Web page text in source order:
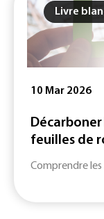
Livre
10 Mar 2026
feuilles de
Comprendre